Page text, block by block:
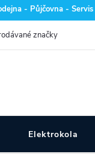
- Půjčovna - Servis
značky
Elektrokola